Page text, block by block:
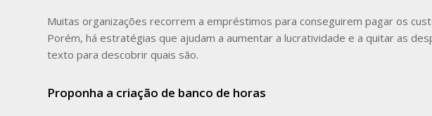
Muitas organizações recorrem a empréstimos para conseguirem pagar os
Porém, há estratégias que ajudam a aumentar a lucratividade e a quitar as
texto para descobrir quais são.
Proponha a criação de banco de horas